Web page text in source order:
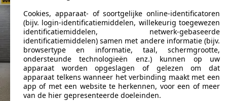
Cookies, apparaat- of soortgelijke online-identificatoren
(bijv. login-identificatiemiddelen, willekeurig toegewezen
identificatiemiddelen, netwerk-gebaseerde
identificatiemiddelen) samen met andere informatie (bijv.
browsertype en informatie, taal, schermgrootte,
ondersteunde technologieën enz.) kunnen op uw
apparaat worden opgeslagen of gelezen om dat
apparaat telkens wanneer het verbinding maakt met een
app of met een website te herkennen, voor een of meer
van de hier gepresenteerde doeleinden.